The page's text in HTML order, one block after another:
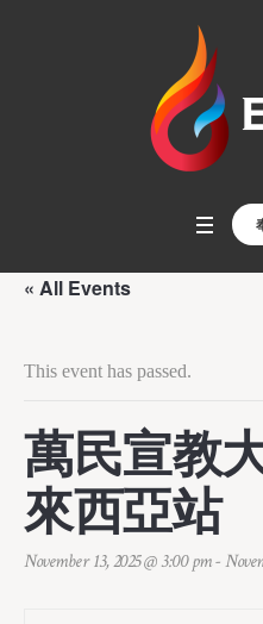
« All Events
This event has passed.
萬民宣教
來西亞站
November 13, 2025 @ 3:00 pm-